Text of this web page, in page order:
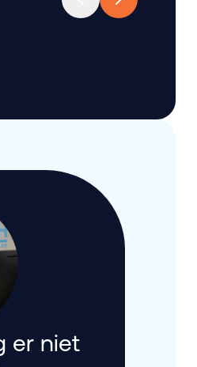
er niet